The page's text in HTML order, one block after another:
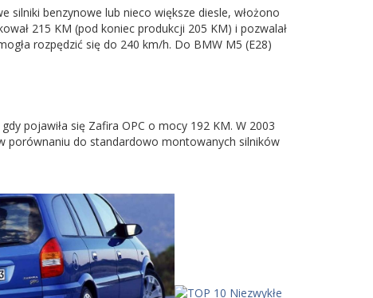
silniki benzynowe lub nieco większe diesle, włożono
215 KM (pod koniec produkcji 205 KM) i pozwalał
rozpędzić się do 240 km/h. Do BMW M5 (E28)
pojawiła się Zafira OPC o mocy 192 KM. W 2003
porównaniu do standardowo montowanych silników